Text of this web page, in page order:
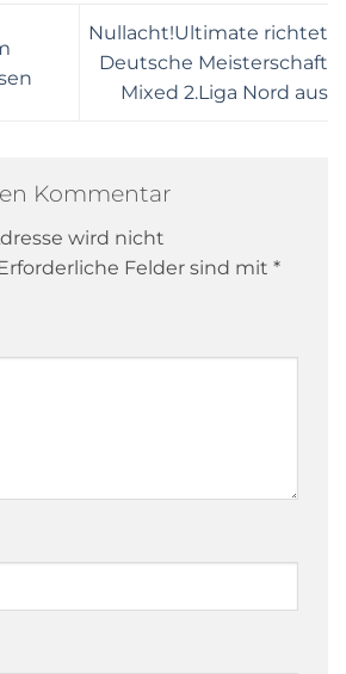
Nullacht!Ultimate richtet
Deutsche Meisterschaft
Mixed 2.Liga Nord aus
Kommentar
wird nicht
Felder sind mit *